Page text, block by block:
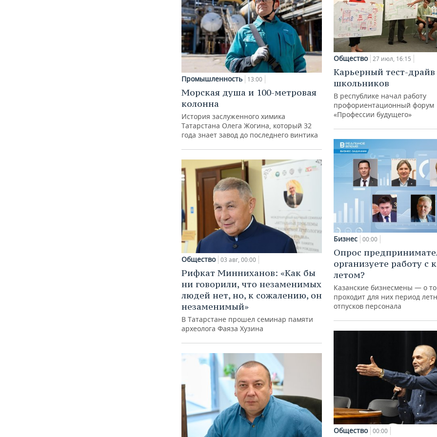
Промышленность 13:00
Морская душа и 100-метровая
колонна
История заслуженного химика
Татарстана Олега Жогина, который 32
года знает завод до последнего винтика
Общество 03 авг, 00:00
Рифкат Минниханов: «Как бы
ни говорили, что незаменимых
людей нет, но, к сожалению, он
незаменимый»
В Татарстане прошел семинар памяти
археолога Фаяза Хузина
Общество 27 июл, 16:15
Карьерный тест-драйв
школьников
В республике начал работу
профориентационный форум
«Профессии будущего»
Бизнес 00:00
Опрос
организуете работу с
летом?
Казанские бизнесмены — о
проходит для них период
отпусков персонала
Общество 00:00